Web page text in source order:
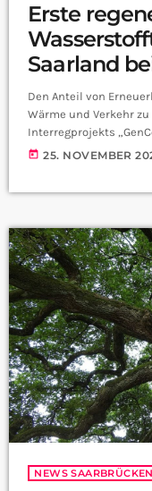
Erste
Saarland
Den Anteil von
Wärme und Verkehr
Interregprojekts
steht der
in die praktische
today 25. NOVEMBER
NEWS SAARBRÜCKEN